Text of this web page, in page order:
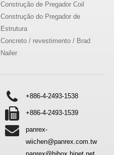
Construção de Pregador Coil
Construção do Pregador de
Estrutura
Concreto / revestimento / Brad
Nailer
+886-4-2493-1538
+886-4-2493-1539
panrex-
wiichen@panrex.com.tw